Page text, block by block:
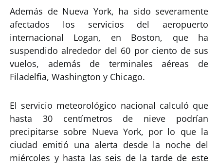
Además de Nueva York, ha sido severamente
afectados los servicios del aeropuerto
internacional Logan, en Boston, que ha
suspendido alrededor del 60 por ciento de sus
vuelos, además de terminales aéreas de
Filadelfia, Washington y Chicago.
El servicio meteorológico nacional calculó que
hasta 30 centímetros de nieve podrían
precipitarse sobre Nueva York, por lo que la
ciudad emitió una alerta desde la noche del
miércoles y hasta las seis de la tarde de este